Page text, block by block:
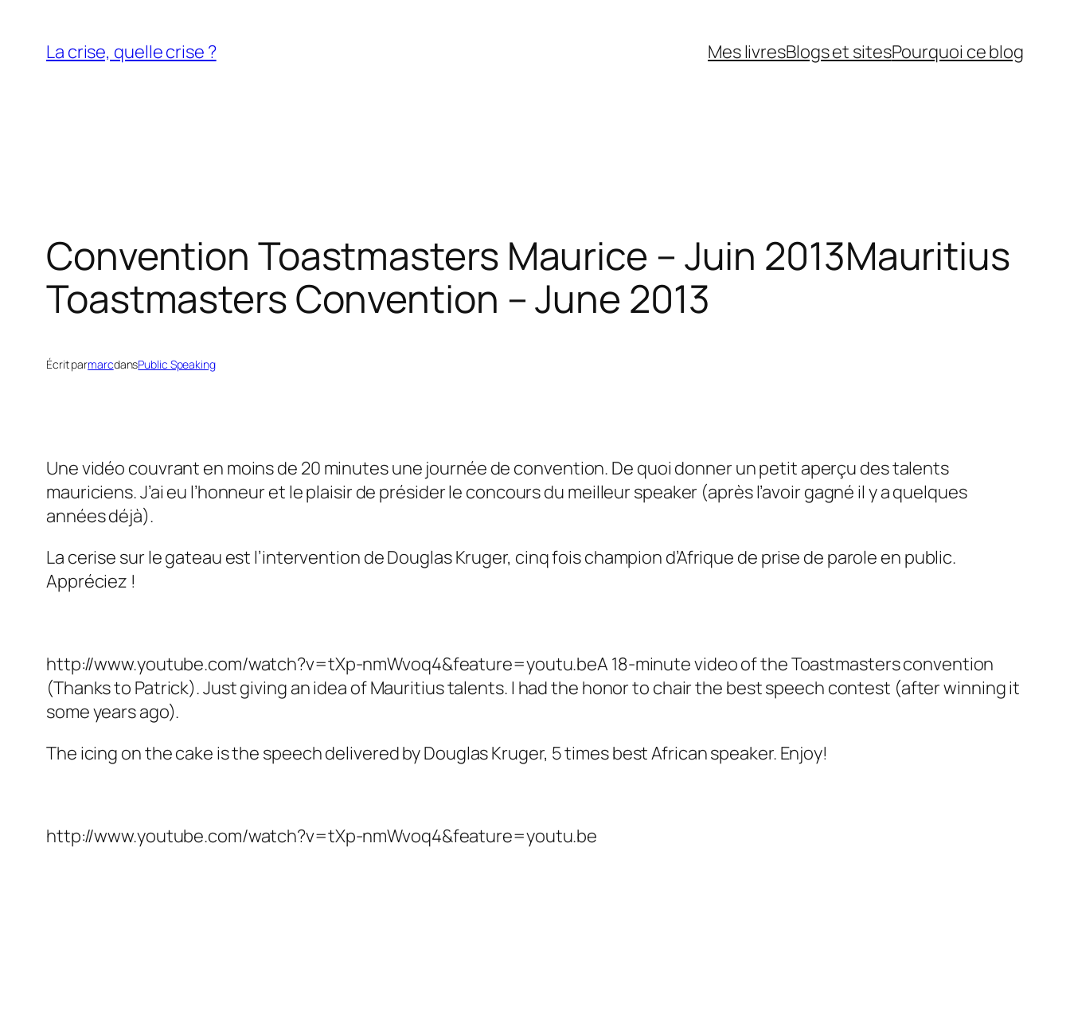
contenu
La crise, quelle crise ? Mes livresBlogs et sitesPourquoi ce blog
Convention Toastmasters Maurice – Juin 2013Mauritius
Toastmasters Convention – June 2013
Écrit parmarcdansPublic Speaking
Une vidéo couvrant en moins de 20 minutes une journée de convention. De quoi donner un petit aperçu des talents
mauriciens. J’ai eu l’honneur et le plaisir de présider le concours du meilleur speaker (après l’avoir gagné il y a quelques
années déjà).
La cerise sur le gateau est l’intervention de Douglas Kruger, cinq fois champion d’Afrique de prise de parole en public.
Appréciez !
http://www.youtube.com/watch?v=tXp-nmWvoq4&feature=youtu.beA 18-minute video of the Toastmasters convention
(Thanks to Patrick). Just giving an idea of Mauritius talents. I had the honor to chair the best speech contest (after winning it
some years ago).
The icing on the cake is the speech delivered by Douglas Kruger, 5 times best African speaker. Enjoy!
http://www.youtube.com/watch?v=tXp-nmWvoq4&feature=youtu.be